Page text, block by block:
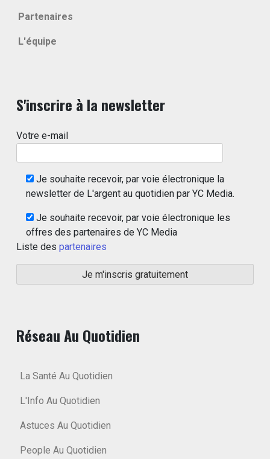
Partenaires
L'équipe
S'inscrire à la newsletter
Votre e-mail
Je souhaite recevoir, par voie électronique la
newsletter de L'argent au quotidien par YC Media.
Je souhaite recevoir, par voie électronique les
offres des partenaires de YC Media
Liste des partenaires
Réseau Au Quotidien
La Santé Au Quotidien
L'Info Au Quotidien
Astuces Au Quotidien
People Au Quotidien